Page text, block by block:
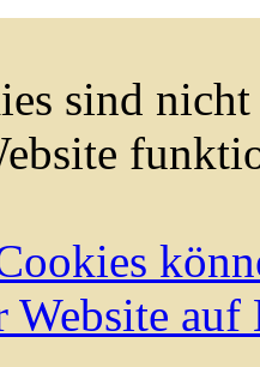
sind
auf